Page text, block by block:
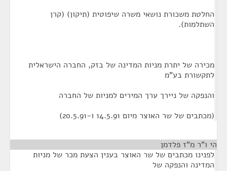
החלטת משכורת נושאי משרה שיפוטית (תיקון) (קרן
השתלמות).
מכירה של יתרת מניות המדינה של בזק, החברה הישראלית
לתקשורת בע"מ
והנפקה של ניירך ערך המירים למניות של החברה
(מכתבים של שר האוצר מיום 14.5.91 ו-20.5.91)
הי ו"ר מ"ז פלדמן
לפנינו מכתבים של שר האוצר בענין הצעת מכר של מניות
המדינה והנפקה של